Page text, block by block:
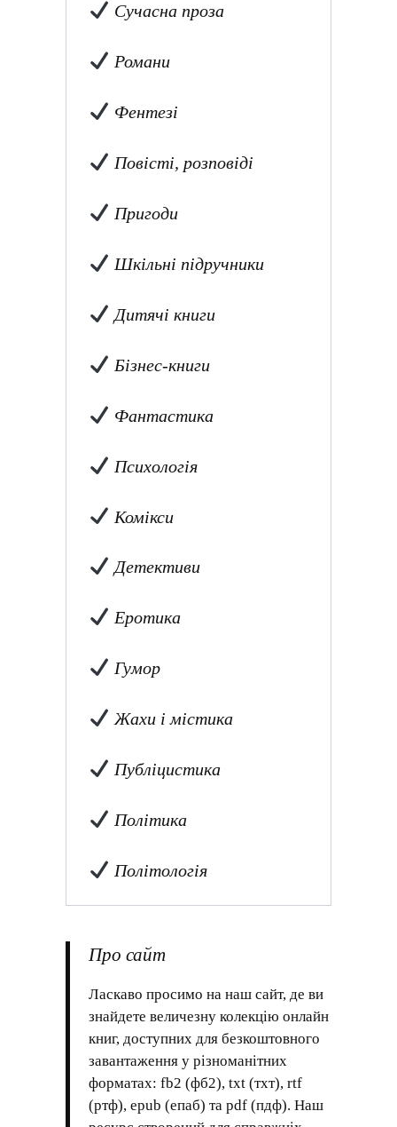
Сучасна проза
Романи
Фентезі
Повісті, розповіді
Пригоди
Шкільні підручники
Дитячі книги
Бізнес-книги
Фантастика
Психологія
Комікси
Детективи
Еротика
Гумор
Жахи і містика
Публіцистика
Політика
Політологія
Про сайт
Ласкаво просимо на наш сайт, де ви
знайдете величезну колекцію онлайн
книг, доступних для безкоштовного
завантаження у різноманітних
форматах: fb2 (фб2), txt (тхт), rtf
(ртф), epub (епаб) та pdf (пдф). Наш